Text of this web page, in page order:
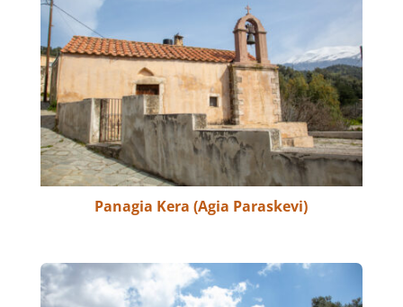
Panagia Kera (Agia Paraskevi)